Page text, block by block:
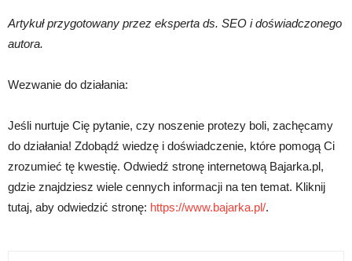
Artykuł przygotowany przez eksperta ds. SEO i doświadczonego
autora.
Wezwanie do działania:
Jeśli nurtuje Cię pytanie, czy noszenie protezy boli, zachęcamy
do działania! Zdobądź wiedzę i doświadczenie, które pomogą Ci
zrozumieć tę kwestię. Odwiedź stronę internetową Bajarka.pl,
gdzie znajdziesz wiele cennych informacji na ten temat. Kliknij
tutaj, aby odwiedzić stronę: https://www.bajarka.pl/.